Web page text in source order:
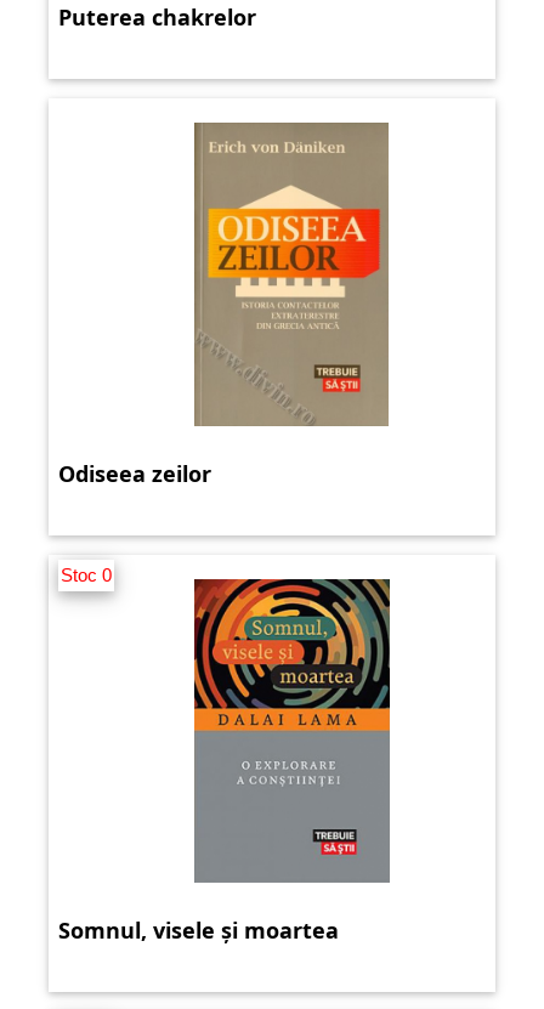
Puterea chakrelor
Odiseea zeilor
Stoc 0
Somnul, visele și moartea